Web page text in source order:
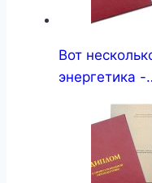
Вот
энергетика -